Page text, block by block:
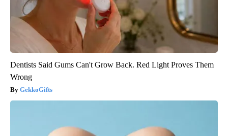
Dentists Said Gums Can't Grow Back. Red Light Proves Them
Wrong
GekkoGifts